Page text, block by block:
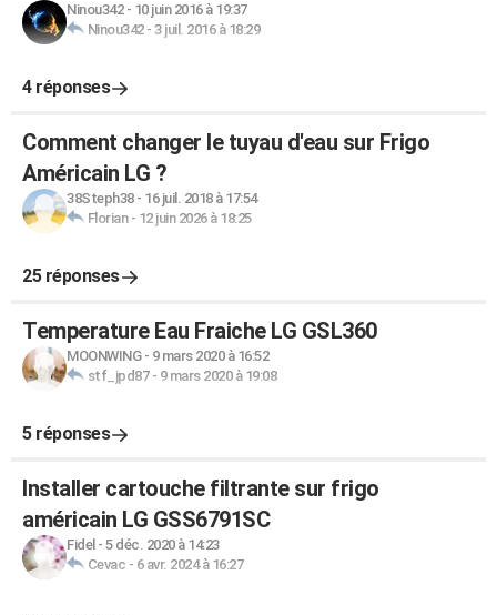
Ninou342- 10 juin 2016 à 19:37
Ninou342- 3 juil. 2016 à 18:29
4 réponses
Comment changer le tuyau d'eau sur Frigo
Américain LG ?
38Steph38- 16 juil. 2018 à 17:54
Florian- 12 juin 2026 à 18:25
25 réponses
Temperature Eau Fraiche LG GSL360
MOONWING- 9 mars 2020 à 16:52
stf_jpd87- 9 mars 2020 à 19:08
5 réponses
Installer cartouche filtrante sur frigo
américain LG GSS6791SC
Fidel - 5 déc. 2020 à 14:23
Cevac - 6 avr. 2024 à 16:27